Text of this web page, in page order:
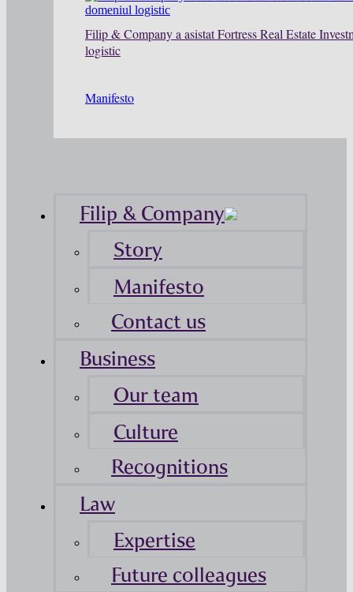
Filip & Company a asistat Fortress Real Estate
logistic
Manifesto
Filip & Company
Story
Manifesto
Contact us
Business
Our team
Culture
Recognitions
Law
Expertise
Future colleagues